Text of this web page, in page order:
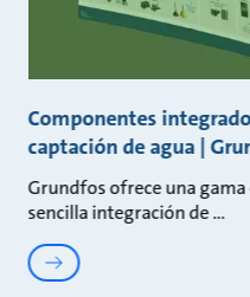
Componentes
captación de agua |
Grundfos ofrece una
sencilla integración de